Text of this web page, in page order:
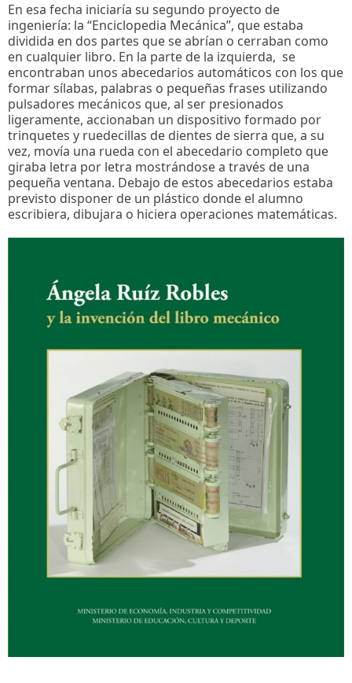
En esa fecha iniciaría su segundo proyecto de
ingeniería: la “Enciclopedia Mecánica”, que estaba
dividida en dos partes que se abrían o cerraban como
en cualquier libro. En la parte de la izquierda, se
encontraban unos abecedarios automáticos con los que
formar sílabas, palabras o pequeñas frases utilizando
pulsadores mecánicos que, al ser presionados
ligeramente, accionaban un dispositivo formado por
trinquetes y ruedecillas de dientes de sierra que, a su
vez, movía una rueda con el abecedario completo que
giraba letra por letra mostrándose a través de una
pequeña ventana. Debajo de estos abecedarios estaba
previsto disponer de un plástico donde el alumno
escribiera, dibujara o hiciera operaciones matemáticas.